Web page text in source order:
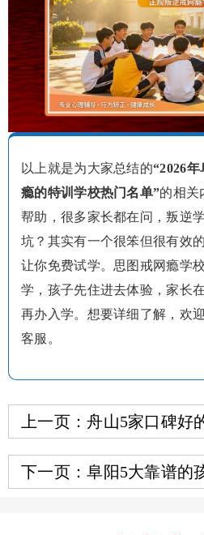
以上就是为大家总结的“2026
瘾的特训学校热门名单”的相关
帮助，很多家长都在问，叛逆
坑？其实有一个很笨但很有效
让你免费试学。思图戒网瘾学
学，孩子先住进去体验，家长
再办入学。想要详细了解，欢
客服。
上一页：舟山5家口碑好
下一页：阜阳5大靠谱的